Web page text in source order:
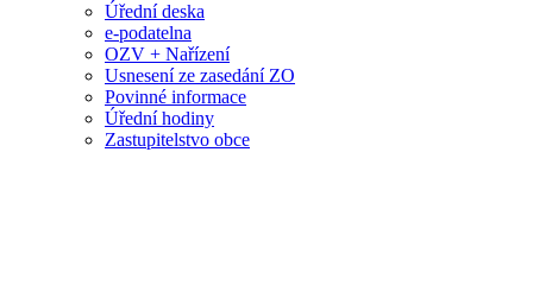
Úřední deska
e-podatelna
OZV + Nařízení
Usnesení ze zasedání ZO
Povinné informace
Úřední hodiny
Zastupitelstvo obce